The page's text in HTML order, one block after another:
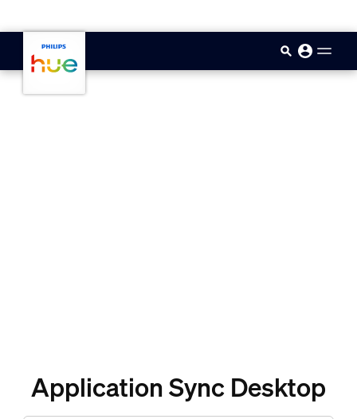
Application Sync Desktop